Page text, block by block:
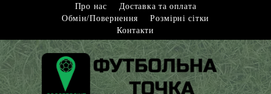
Про нас
Доставка та оплата
Обмін/Повернення
Розмірні сітки
Контакти